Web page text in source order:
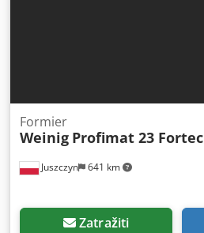
Juszczyn 641 km
Formier
Weinig Profimat 23 Fortec
Zatražiti